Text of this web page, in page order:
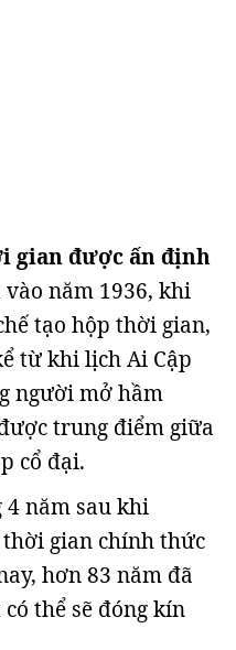
gian được ấn định
vào năm 1936, khi
tạo hộp thời gian,
từ khi lịch Ai Cập
người mở hầm
trung điểm giữa
cổ đại.
4 năm sau khi
thời gian chính thức
hơn 83 năm đã
thể sẽ đóng kín